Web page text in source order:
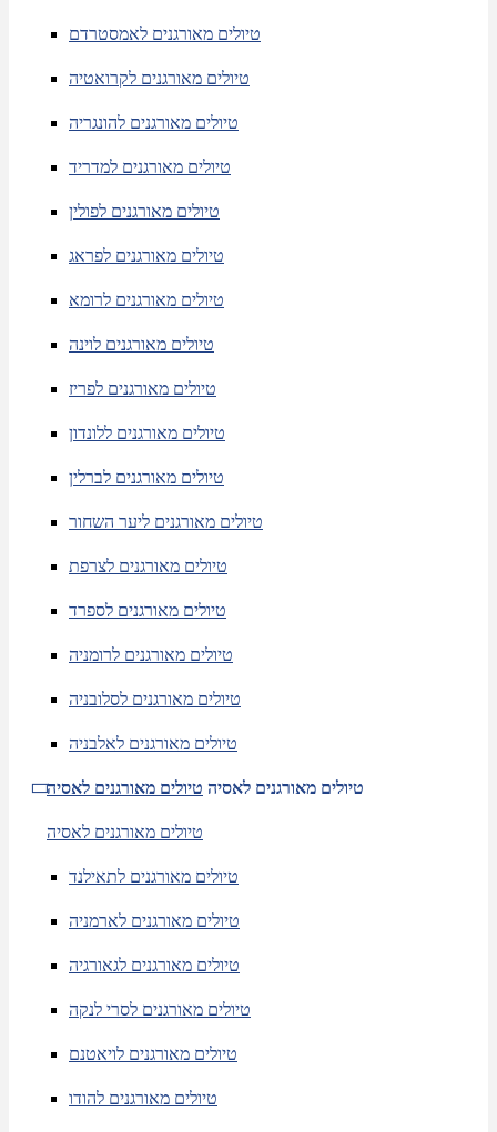
טיולים מאורגנים לאמסטרדם
טיולים מאורגנים לקרואטיה
טיולים מאורגנים להונגריה
טיולים מאורגנים למדריד
טיולים מאורגנים לפולין
טיולים מאורגנים לפראג
טיולים מאורגנים לרומא
טיולים מאורגנים לוינה
טיולים מאורגנים לפריז
טיולים מאורגנים ללונדון
טיולים מאורגנים לברלין
טיולים מאורגנים ליער השחור
טיולים מאורגנים לצרפת
טיולים מאורגנים לספרד
טיולים מאורגנים לרומניה
טיולים מאורגנים לסלובניה
טיולים מאורגנים לאלבניה
טיולים מאורגנים לאסיה טיולים מאורגנים לאסיה
טיולים מאורגנים לאסיה
טיולים מאורגנים לתאילנד
טיולים מאורגנים לארמניה
טיולים מאורגנים לגאורגיה
טיולים מאורגנים לסרי לנקה
טיולים מאורגנים לויאטנם
טיולים מאורגנים להודו